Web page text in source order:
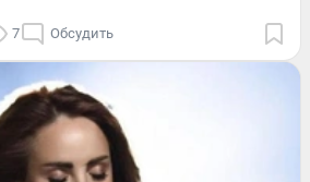
7 Обсудить